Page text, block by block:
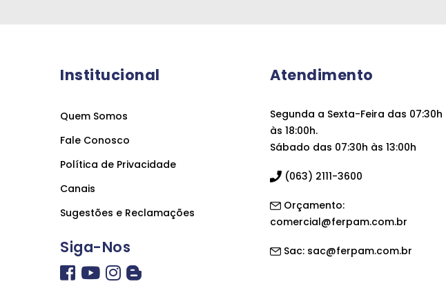
Institucional
Quem Somos
Fale Conosco
Política de Privacidade
Canais
Sugestões e Reclamações
Siga-Nos
Atendimento
Segunda a Sexta-Feira das 07:30h
às 18:00h.
Sábado das 07:30h às 13:00h
(063) 2111-3600
Orçamento:
comercial@ferpam.com.br
Sac: sac@ferpam.com.br